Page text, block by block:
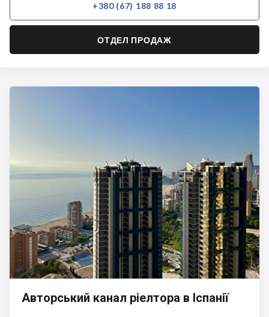
+380 (67) 188 88 18
ОТДЕЛ ПРОДАЖ
Авторський канал ріелтора в Іспанії